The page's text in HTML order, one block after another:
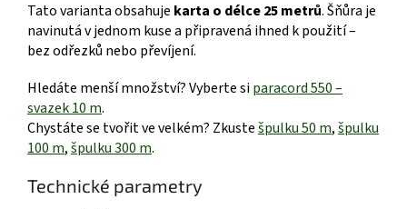
Tato varianta obsahuje karta o délce 25 metrů. Šňůra je
navinutá v jednom kuse a připravená ihned k použití –
bez odřezků nebo převíjení.
Hledáte menší množství? Vyberte siparacord 550 –
svazek 10 m.
Chystáte se tvořit ve velkém? Zkustešpulku 50 m,špulku
100 m,špulku 300 m.
Technické parametry